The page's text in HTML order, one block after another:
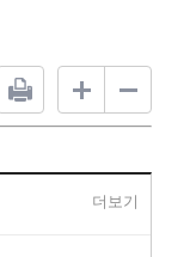
더보기